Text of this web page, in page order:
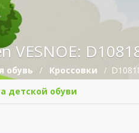
VESNOE:
обувь Кроссовки
детской обуви